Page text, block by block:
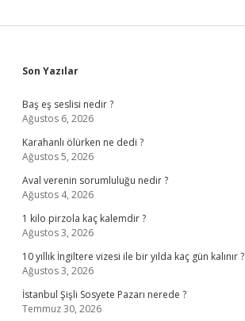
Sidebar
Son Yazılar
Baş eş seslisi nedir ?
Ağustos 6, 2026
Karahanlı ölürken ne dedi ?
Ağustos 5, 2026
Aval verenin sorumluluğu nedir ?
Ağustos 4, 2026
1 kilo pirzola kaç kalemdir ?
Ağustos 3, 2026
10 yıllık İngiltere vizesi ile bir yılda kaç gün kalınır ?
Ağustos 3, 2026
İstanbul Şişli Sosyete Pazarı nerede ?
Temmuz 30, 2026